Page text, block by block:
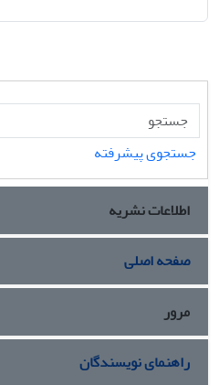
جستجوی پیشرفته
اطلاعات نشریه
صفحه اصلی
مرور
راهنمای نویسندگان